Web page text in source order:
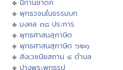
พุทธวจนในธรรมบท
มงคล ๓๘ ประการ
พุทธศาสนสุภาษิต
พุทธศาสนสุภาษิต ๖๒๑
สังเวชนียสถาน ๔ ตำบล
ปางพระพุทธรูป